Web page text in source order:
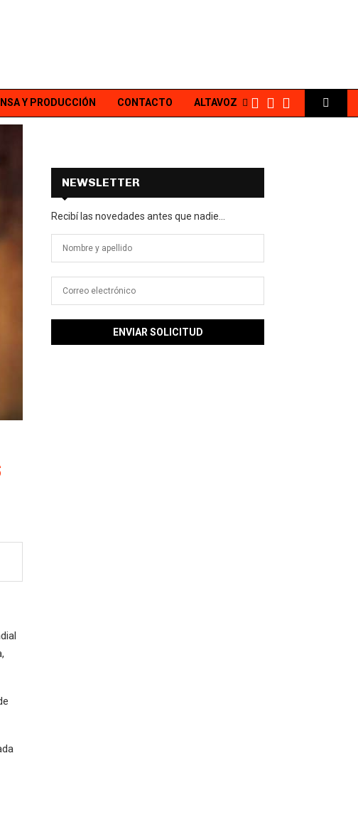
Y PRODUCCIÓN CONTACTO ALTAVOZ
NEWSLETTER
Recibí las novedades antes que nadie...